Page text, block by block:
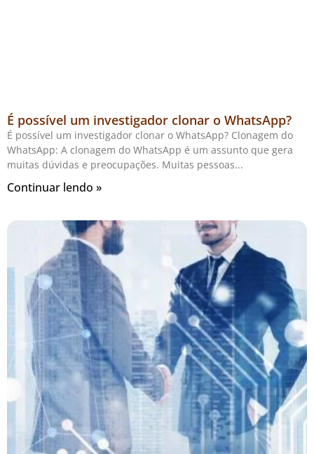
É possível um investigador clonar o WhatsApp?
É possível um investigador clonar o WhatsApp? Clonagem do
WhatsApp: A clonagem do WhatsApp é um assunto que gera
muitas dúvidas e preocupações. Muitas pessoas
Continuar lendo »